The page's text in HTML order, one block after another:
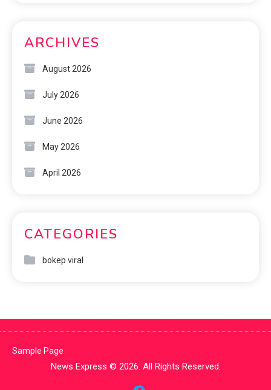
ARCHIVES
August 2026
July 2026
June 2026
May 2026
April 2026
CATEGORIES
bokep viral
Sample Page
News Express © 2026. All Rights Reserved.